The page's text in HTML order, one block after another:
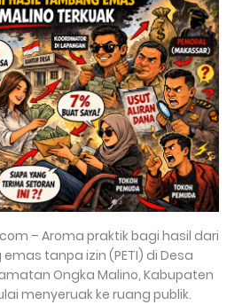
– Aroma praktik bagi hasil dari
tanpa izin (PETI) di Desa
Ongka Malino, Kabupaten
menyeruak ke ruang publik.